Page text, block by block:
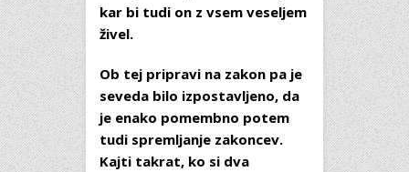
kar bi tudi on z vsem veseljem
živel.
Ob tej pripravi na zakon pa je
seveda bilo izpostavljeno, da
je enako pomembno potem
tudi spremljanje zakoncev.
Kajti takrat, ko si dva